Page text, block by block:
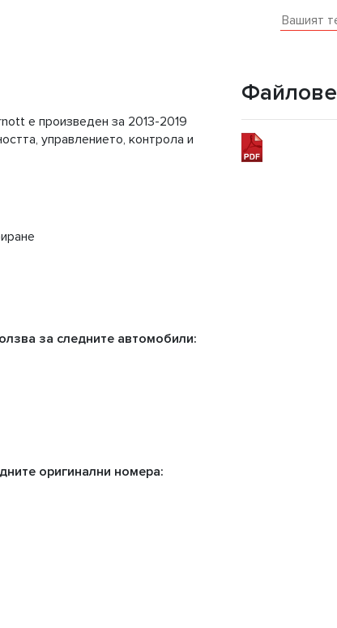
е произведен за 2013-2019
управлението, контрола и
за следните автомобили:
оригинални номера:
Файлове